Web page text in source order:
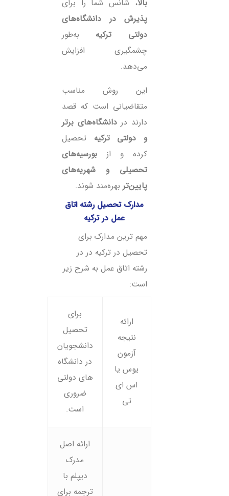
بالا، شانس شما را برای
پذیرش در دانشگاه‌های
دولتی ترکیه به‌طور
چشمگیری افزایش
می‌دهد.
این روش مناسب
متقاضیانی است که قصد
دارند دردانشگاه‌های برتر
و دولتی ترکیه تحصیل
کرده و از بورسیه‌های
تحصیلی و شهریه‌های
پایین‌تر بهره‌مند شوند.
مدارک تحصیل رشته اتاق
عمل در ترکیه
مهم ترین مدارک برای
تحصیل در ترکیه در در
رشته اتاق عمل به شرح زیر
است:
ارائه
نتیجه
آزمون
یوس یا
اس ای
تی
برای
تحصیل
دانشجویان
در دانشگاه
های دولتی
ضروری
است.
ارائه اصل
مدرک
دیپلم با
ترجمه برای